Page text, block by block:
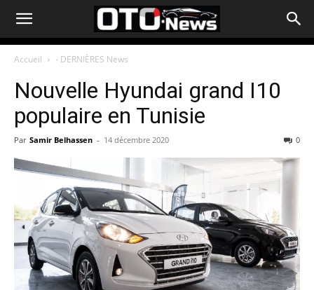
Accueil - DERNIÈRES News
Nouvelle Hyundai grand I10
populaire en Tunisie
Par Samir Belhassen - 14 décembre 2020 0